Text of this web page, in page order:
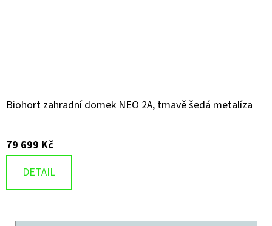
Biohort zahradní domek NEO 2A, tmavě šedá metalíza
79 699 Kč
DETAIL